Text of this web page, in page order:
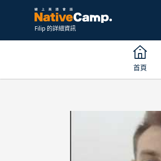
Filip 的詳細資訊
首頁